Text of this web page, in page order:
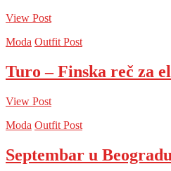
View Post
Moda Outfit Post
Turo – Finska reč za
View Post
Moda Outfit Post
Septembar u